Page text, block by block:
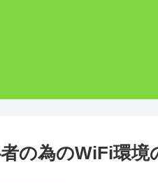
の為のWiFi環境